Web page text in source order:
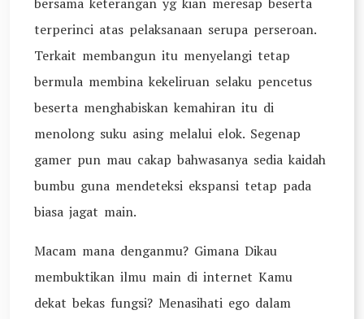
terperinci atas pelaksanaan serupa perseroan.
Terkait membangun itu menyelangi tetap
bermula membina kekeliruan selaku pencetus
beserta menghabiskan kemahiran itu di
menolong suku asing melalui elok. Segenap
gamer pun mau cakap bahwasanya sedia kaidah
bumbu guna mendeteksi ekspansi tetap pada
biasa jagat main.
Macam mana denganmu? Gimana Dikau
membuktikan ilmu main di internet Kamu
dekat bekas fungsi? Menasihati ego dalam